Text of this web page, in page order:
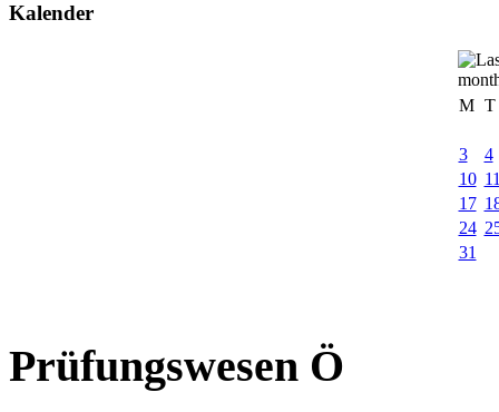
Kalender
M T
3
4
10
17
24
31
Prüfungswesen Ö